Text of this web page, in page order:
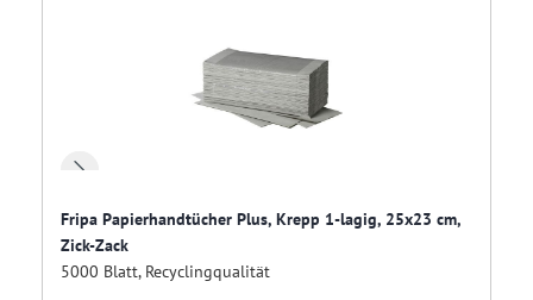
Fripa Papierhandtücher Plus, Krepp 1-lagig, 25x23 cm,
Zick-Zack
5000 Blatt, Recyclingqualität